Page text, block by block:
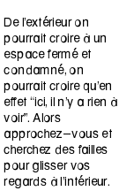
De l’extérieur on
pourrait croire à un
espace fermé et
condamné, on
pourrait croire qu’en
effet “ici, il n’y a rien à
voir”. Alors
approchez-vous et
cherchez des failles
pour glisser vos
regards à l’intérieur.